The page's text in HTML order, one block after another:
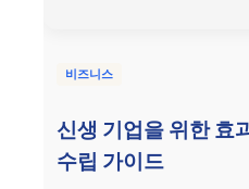
비즈니스
신생 기업을 위한 효
수립 가이드